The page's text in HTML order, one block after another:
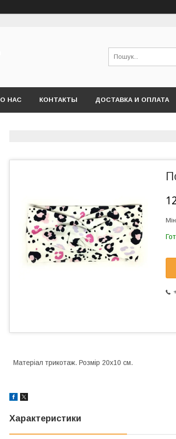
О НАС КОНТАКТЫ ДОСТАВКА И ОПЛАТА
Матеріал трикотаж. Розмір 20х10 см.
Характеристики